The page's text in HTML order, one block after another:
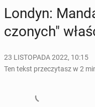
Londyn:
czo­nych"
23 LISTOPADA 2022, 10:15
Ten tekst przeczytasz w 2